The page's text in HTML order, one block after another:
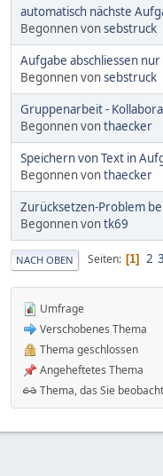
automatisch nächste
Begonnen vonsebstruck
Aufgabe abschliessen
Begonnen vonsebstruck
Gruppenarbeit -
Begonnen vonthaecker
Speichern von Text in
Begonnen vonthaecker
Zurücksetzen-Problem
Begonnen vontk69
NACH OBEN Seiten 1 2 3
Umfrage
Verschobenes Thema
Thema geschlossen
Angeheftetes Thema
Thema, das Sie